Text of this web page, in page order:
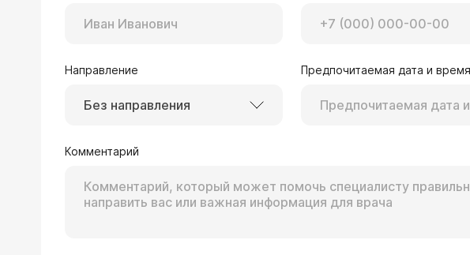
У меня искривление носовой перегородки и
помогает этот метод. Хотел бы узнать стоимость
по поводу гайморита, нужен сначала
Стоимость септопластики, как и
Направление
Без направления
Предпочитаемая дата и время
Комментарий